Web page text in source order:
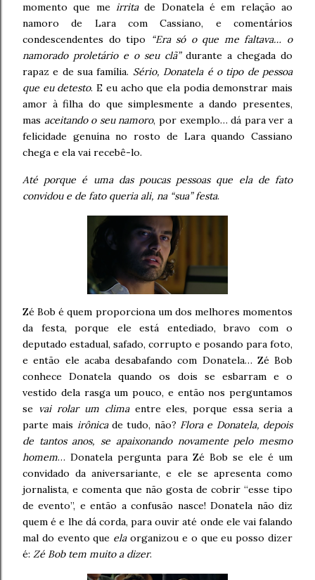
momento que me irritade Donatela é em relação ao
namoro de Lara com Cassiano, e comentários
condescendentes do tipo
“Era só o que me faltava… o
namorado proletário e o seu clã”durante a chegada do
rapaz e de sua família. Sério, Donatela é o tipo de pessoa
que eu detesto. E eu acho que ela podia demonstrar mais
amor à filha do que simplesmente a dando presentes,
mas aceitando o seu namoro, por exemplo… dá para ver a
felicidade genuína no rosto de Lara quando Cassiano
chega e ela vai recebê-lo.
Até porque é uma das poucas pessoas que ela de fato
convidou e de fato queria ali, na “sua” festa.
Zé Bob é quem proporciona um dos melhores momentos
da festa, porque ele está entediado, bravo com o
deputado estadual, safado, corrupto e posando para foto,
e então ele acaba desabafando com Donatela… Zé Bob
conhece Donatela quando os dois se esbarram e o
vestido dela rasga um pouco, e então nos perguntamos
se vai rolar um climaentre eles, porque essa seria a
parte mais irônicade tudo, não? Flora e Donatela, depois
de tantos anos, se apaixonando novamente pelo mesmo
homem… Donatela pergunta para Zé Bob se ele é um
convidado da aniversariante, e ele se apresenta como
jornalista, e comenta que não gosta de cobrir “esse tipo
de evento”, e então a confusão nasce! Donatela não diz
quem é e lhe dá corda, para ouvir até onde ele vai falando
mal do evento que elaorganizou e o que eu posso dizer
é: Zé Bob tem muito a dizer.